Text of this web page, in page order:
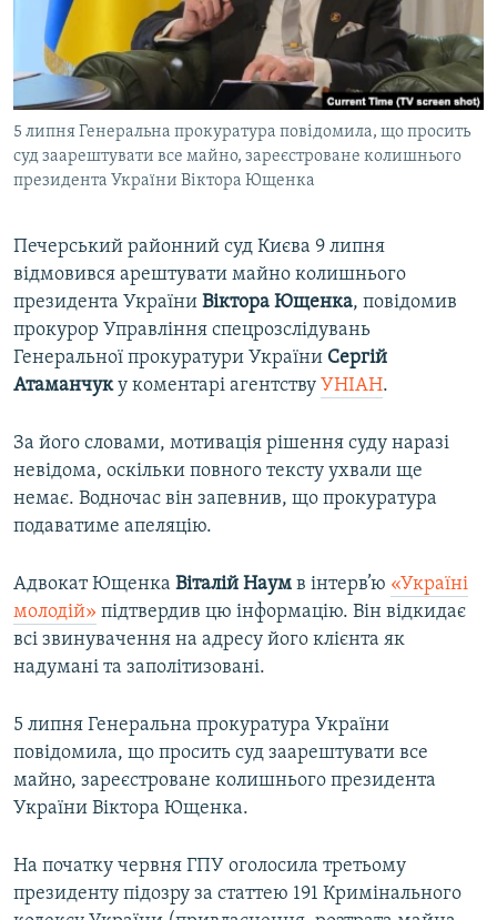
ВІДЕОУРОКИ «ELIFBE»
СВІДЧЕННЯ ОКУПАЦІЇ
УКРАЇНСЬКА ПРОБЛЕМА КРИМУ
ІНФОГРАФІКА
Русский
Qırımtatar
ДОЛУЧАЙСЯ!
Усі сайти RFE/RL
5 липня Генеральна прокуратура повідомила, що просить
суд заарештувати все майно, зареєстроване колишнього
президента України Віктора Ющенка
Печерський районний суд Києва 9 липня
відмовився арештувати майно колишнього
президента України Віктора Ющенка, повідомив
прокурор Управління спецрозслідувань
Генеральної прокуратури України Сергій
Атаманчуку коментарі агентству УНІАН.
За його словами, мотивація рішення суду наразі
невідома, оскільки повного тексту ухвали ще
немає. Водночас він запевнив, що прокуратура
подаватиме апеляцію.
Адвокат Ющенка Віталій Наум в інтерв’ю «Україні
молодій» підтвердив цю інформацію. Він відкидає
всі звинувачення на адресу його клієнта як
надумані та заполітизовані.
5 липня Генеральна прокуратура України
повідомила, що просить суд заарештувати все
майно, зареєстроване колишнього президента
України Віктора Ющенка.
На початку червня ГПУ оголосила третьому
президенту підозру за статтею 191 Кримінального